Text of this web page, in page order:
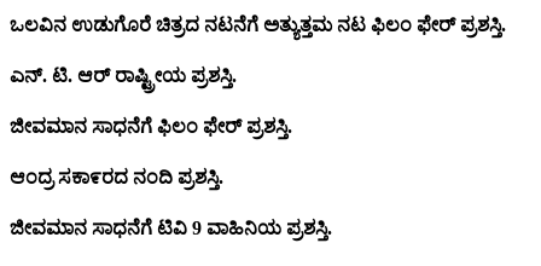
ಒಲವಿನ ಉಡುಗೊರೆ ಚಿತ್ರದ ನಟನೆಗೆ ಅತ್ಯುತ್ತಮ ನಟ ಫಿಲಂ ಫೇರ್ ಪ್ರಶಸ್ತಿ.
ಎನ್. ಟಿ. ಆರ್ರಾಷ್ಟ್ರೀಯ ಪ್ರಶಸ್ತಿ.
ಜೀವಮಾನ ಸಾಧನೆಗೆ ಫಿಲಂ ಫೇರ್ ಪ್ರಶಸ್ತಿ.
ಆಂದ್ರಸಕಾ೯ರದ ನಂದಿ ಪ್ರಶಸ್ತಿ.
ಜೀವಮಾನ ಸಾಧನೆಗೆ ಟಿವಿ 9 ವಾಹಿನಿಯ ಪ್ರಶಸ್ತಿ.